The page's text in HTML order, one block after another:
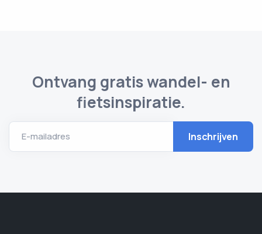
Ontvang gratis wandel- en
fietsinspiratie.
E-mailadres